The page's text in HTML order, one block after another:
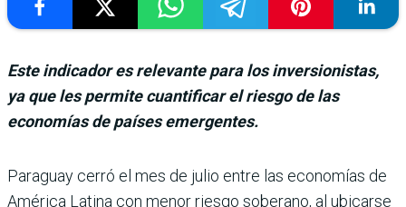
Este indicador es relevante para los inversionistas,
ya que les permite cuantificar el riesgo de las
economías de países emergentes.
Paraguay cerró el mes de julio entre las eco­nomías de
América Latina con menor riesgo soberano, al ubicarse